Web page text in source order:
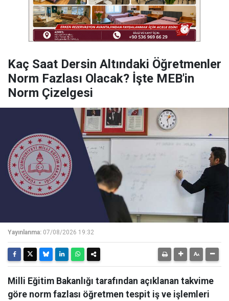
Kaç Saat Dersin Altındaki Öğretmenler
Norm Fazlası Olacak? İşte MEB'in
Norm Çizelgesi
Yayınlanma: 07/08/2026 19:32
Milli Eğitim Bakanlığı tarafından açıklanan takvime
göre norm fazlası öğretmen tespit iş ve işlemleri